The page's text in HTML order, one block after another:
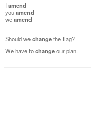
I amend
youamend
weamend
Should wechangethe flag?
We have tochangeour plan.